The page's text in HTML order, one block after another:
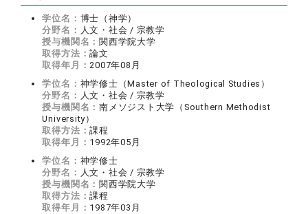
学位名： 博士（神学）
分野名： 人文・社会 / 宗教学
授与機関名： 関西学院大学
取得方法：論文
取得年月：2007年08月
学位名： 神学修士（Master of Theological Studies）
分野名： 人文・社会 / 宗教学
授与機関名：南メソジスト大学（Southern Methodist
University）
取得方法：課程
取得年月： 1992年05月
学位名： 神学修士
分野名： 人文・社会 / 宗教学
授与機関名： 関西学院大学
取得方法：課程
取得年月： 1987年03月